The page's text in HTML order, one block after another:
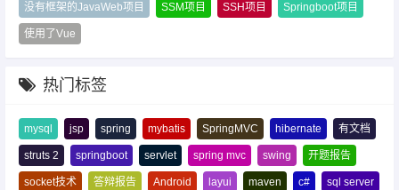
没有框架的JavaWeb项目 SSM项目 SSH项目 Springboot项目
使用了Vue
热门标签
mysql jsp spring mybatis SpringMVC hibernate 有文档
struts 2 springboot servlet spring mvc swing 开题报告
socket技术 答辩报告 Android layui maven c# sql server